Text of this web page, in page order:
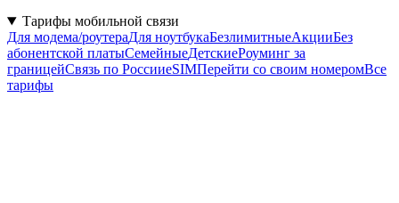
Тарифы мобильной связи
Для модема/роутераДля ноутбукаБезлимитныеАкцииБез
абонентской платыСемейныеДетскиеРоуминг за
границейСвязь по РоссииeSIMПерейти со своим номеромВсе
тарифы